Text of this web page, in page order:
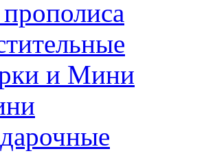
и Мини